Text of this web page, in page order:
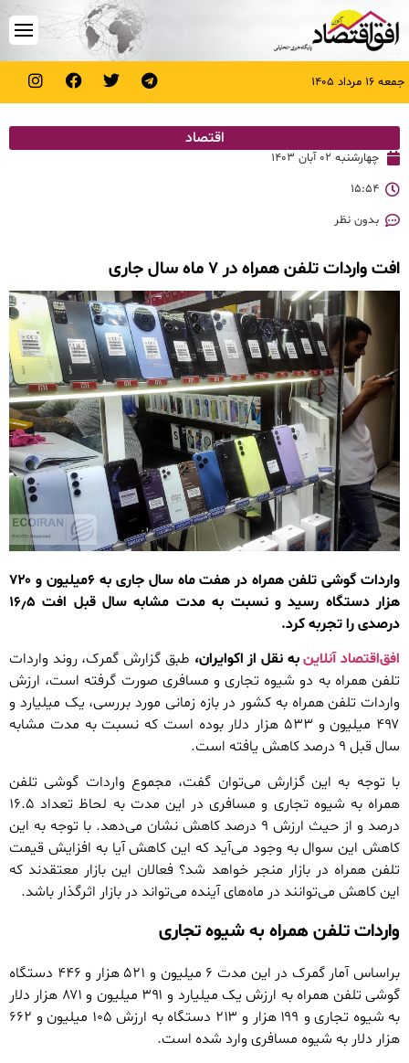
جمعه ۱۶ مرداد ۱۴۰۵
اقتصاد
چهارشنبه ۰۲ آبان ۱۴۰۳
۱۵:۵۴
بدون نظر
افت واردات تلفن همراه در ۷ ماه سال جاری
واردات گوشی تلفن همراه در هفت ماه سال جاری به ۶میلیون و ۷۲۰
هزار دستگاه رسید و نسبت به مدت مشابه سال قبل افت ۱۶٫۵
درصدی را تجربه کرد.
افق‌اقتصاد آنلاینبه نقل از اکوایران، طبق گزارش گمرک، روند واردات
تلفن همراه به دو شیوه تجاری و مسافری صورت گرفته است، ارزش
واردات تلفن همراه به کشور در بازه زمانی مورد بررسی، یک میلیارد و
۴۹۷ میلیون و ۵۳۳ هزار دلار بوده است که نسبت به مدت مشابه
سال قبل ۹ درصد کاهش یافته است.
با توجه به این گزارش می‌توان گفت، مجموع واردات گوشی تلفن
همراه به شیوه تجاری و مسافری در این مدت به لحاظ تعداد ۱۶.۵
درصد و از حیث ارزش ۹ درصد کاهش نشان می‌دهد. با توجه به این
کاهش این سوال به وجود می‌آید که این کاهش آیا به افزایش قیمت
تلفن همراه در بازار منجر خواهد شد؟ فعالان این بازار معتقدند که
این کاهش می‌توانند در ماه‌‌های آینده می‌‌تواند در بازار اثرگذار باشد.
واردات تلفن همراه به شیوه تجاری
براساس آمار گمرک در این مدت ۶ میلیون و ۵۲۱ هزار و ۴۴۶ دستگاه
گوشی تلفن همراه به ارزش یک میلیارد و ۳۹۱ میلیون و ۸۷۱ هزار دلار
به شیوه تجاری و ۱۹۹ هزار و ۲۱۳ دستگاه به ارزش ۱۰۵ میلیون و ۶۶۲
هزار دلار به شیوه مسافری وارد شده است.